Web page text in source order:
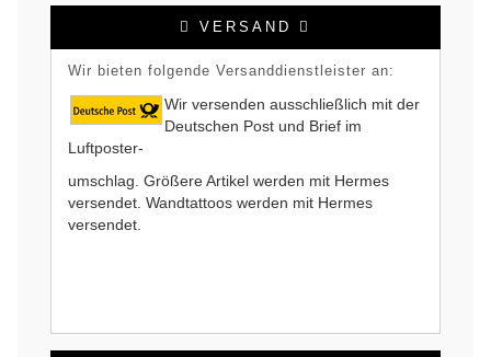
VERSAND
Wir bieten folgende Versanddienstleister an:
Wir versenden ausschließlich mit der
Deutschen Post und Brief im
Luftposter-
umschlag. Größere Artikel werden mit Hermes
versendet. Wandtattoos werden mit Hermes
versendet.